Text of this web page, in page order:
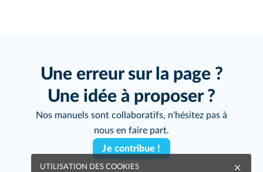
Une erreur sur la page ?
Une idée à proposer ?
Nos manuels sont collaboratifs, n'hésitez pas à
nous en faire part.
Je contribue !
UTILISATION DES COOKIES